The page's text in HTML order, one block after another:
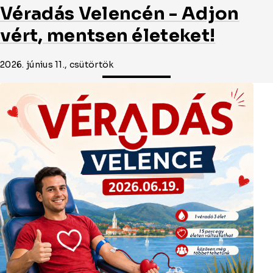
Véradás Velencén - Adjon
vért, mentsen életeket!
2026. június 11., csütörtök